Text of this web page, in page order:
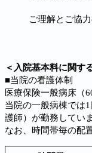
ご理解とご協
＜入院基本料に関す
■当院の看護体制
医療保険一般病床（
当院の一般病棟では
護師）が勤務してい
なお、時間帯毎の配